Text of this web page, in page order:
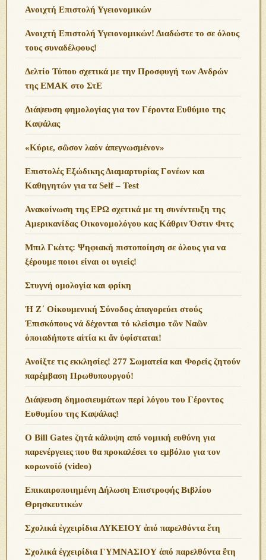
Ανοιχτή Επιστολή Υγειονομικών
Ανοιχτή Επιστολή Υγειονομικών! Διαδώστε το σε όλους
τους συναδέλφους!
Δελτίο Τύπου σχετικά με την Προσφυγή των Ανδρών
της ΕΜΑΚ στο ΣτΕ
Διάψευση φημολογίας για τον Γέροντα Ευθύμιο της
Καψάλας
«Κύριε, σῶσον λαόν ἀπεγνωσμένον»
Επιστολές Εξώδικης Διαμαρτυρίας Γονέων και
Καθηγητών για τα Self – Test
Ανακοίνωση της ΕΡΩ σχετικά με τη συνέντευξη της
Αμερικανίδας Οικονομολόγου κας Κάθριν Όστιν Φιτς
Μπιλ Γκέιτς: Ψηφιακή πιστοποίηση σε όλους για να
ξέρουμε ποιοι είναι οι υγιείς!
Στυγνή ομολογία και φρίκη
Ἡ Ζ΄ Οἰκουμενική Σύνοδος ἀπαγορεύει στούς
Ἐπισκόπους νά δέχονται τό κλείσιμο τῶν Ναῶν
ὁποιαδήποτε αἰτία κι ἄν ὑφίσταται!
Ανoίξτε τις εκκλησίες! 277 Σωματεία και Φορείς ζητούν
παρέμβαση Πρωθυπουργού!
Διάψευση δημοσιευμάτων περί λόγου του Γέροντος
Ευθυμίου της Καψάλας!
O Bill Gates ζητά κάλυψη από νομική ευθύνη για
παρενέργειες που θα προκαλέσει το εμβόλιο για τον
κορωνοϊό (video)
Επικαιροποιημένη Δήλωση Επιστροφής Βιβλίου
Θρησκευτικών
Σχολικά ἐγχειρίδια ΛΥΚΕΙΟΥ ἀπό παρελθόντα ἔτη
Σχολικά ἐγχειρίδια ΓΥΜΝΑΣΙΟΥ ἀπό παρελθόντα ἔτη